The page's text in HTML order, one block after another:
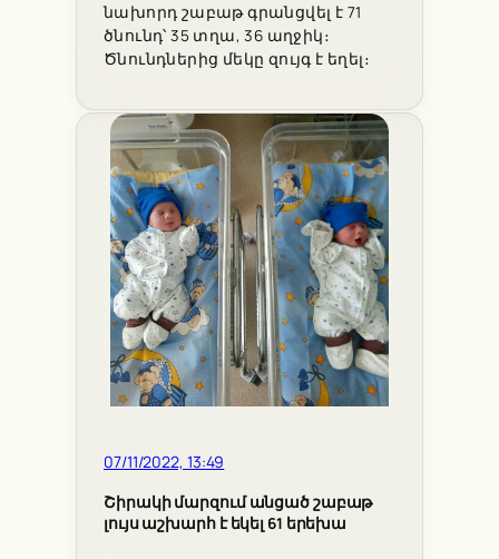
նախորդ շաբաթ գրանցվել է 71
ծնունդ՝ 35 տղա, 36 աղջիկ։
Ծնունդներից մեկը զույգ է եղել։
07/11/2022, 13:49
Շիրակի մարզում անցած շաբաթ
լույս աշխարհ է եկել 61 երեխա